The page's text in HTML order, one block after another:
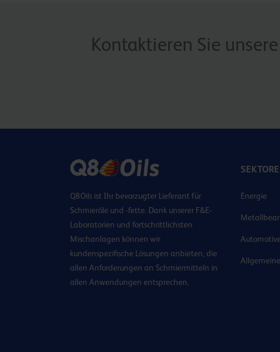
Kontaktieren Sie
Q8Oils ist Ihr bevorzugter Lieferant für
Schmieröle und -fette. Dank unserer F&E-
Laboratorien und fortschrittlichsten
Mischanlagen können wir
kundenspezifische Lösungen anbieten, die
allen Anforderungen an Schmiermitteln in
allen Anwendungen entsprechen.
Energie
Automotive